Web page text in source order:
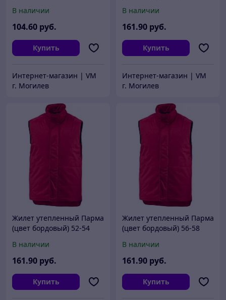
В наличии
104.60 руб.
Купить
Интернет-магазин | VM
г. Могилев
В наличии
161.90 руб.
Купить
Интернет-магазин | VM
г. Могилев
Жилет утепленный Парма
(цвет бордовый) 52-54
В наличии
161.90 руб.
Купить
Жилет утепленный Парма
(цвет бордовый) 56-58
В наличии
161.90 руб.
Купить